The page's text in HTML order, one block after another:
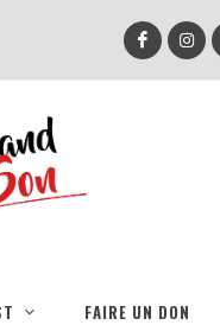
FAIRE UN DON